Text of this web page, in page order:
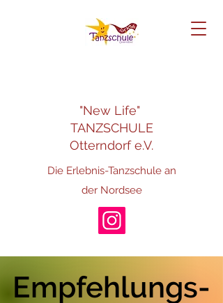
"New Life"
TANZSCHULE
Otterndorf e.V.
Die Erlebnis-Tanzschule an
der Nordsee
Empfehlungs-
Empfehlungs-